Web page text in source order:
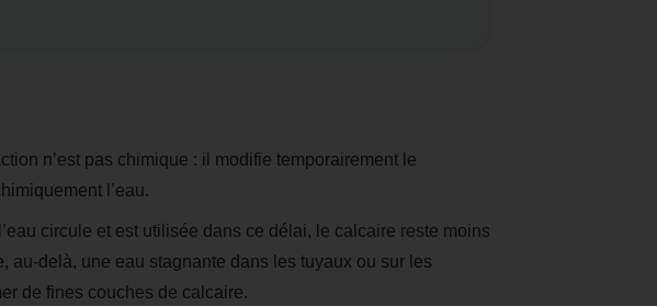
n’est pas chimique : il modifie temporairement le
l’eau.
circule et est utilisée dans ce délai, le calcaire reste moins
au-delà, une eau stagnante dans les tuyaux ou sur les
de fines couches de calcaire.